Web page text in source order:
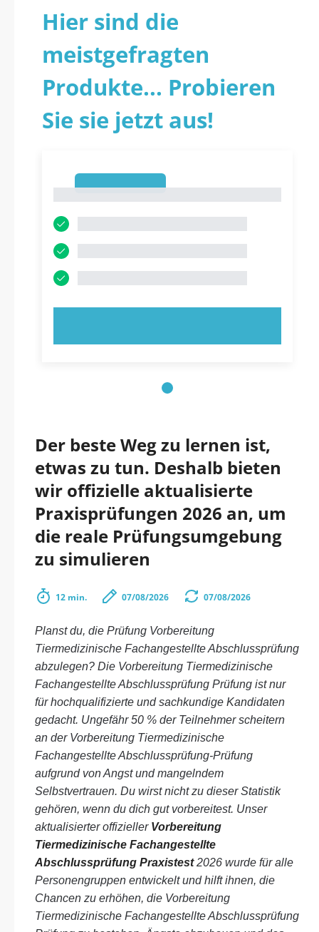
Hier sind die
meistgefragten
Produkte... Probieren
Sie sie jetzt aus!
Der beste Weg zu lernen ist,
etwas zu tun. Deshalb bieten
wir offizielle aktualisierte
Praxisprüfungen 2026 an, um
die reale Prüfungsumgebung
zu simulieren
12 min. 07/08/2026 07/08/2026
Planst du, die Prüfung Vorbereitung
Tiermedizinische Fachangestellte Abschlussprüfung
abzulegen? Die Vorbereitung Tiermedizinische
Fachangestellte Abschlussprüfung Prüfung ist nur
für hochqualifizierte und sachkundige Kandidaten
gedacht. Ungefähr 50 % der Teilnehmer scheitern
an der Vorbereitung Tiermedizinische
Fachangestellte Abschlussprüfung-Prüfung
aufgrund von Angst und mangelndem
Selbstvertrauen. Du wirst nicht zu dieser Statistik
gehören, wenn du dich gut vorbereitest. Unser
aktualisierter offizieller Vorbereitung
Tiermedizinische Fachangestellte
Abschlussprüfung Praxistest2026 wurde für alle
Personengruppen entwickelt und hilft ihnen, die
Chancen zu erhöhen, die Vorbereitung
Tiermedizinische Fachangestellte Abschlussprüfung